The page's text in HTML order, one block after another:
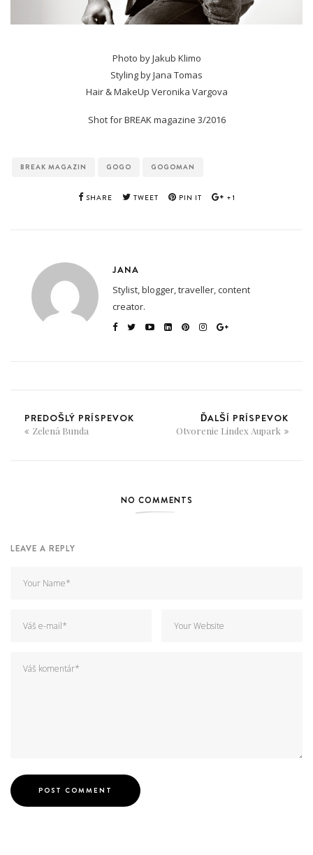
Photo by Jakub Klimo
Styling by Jana Tomas
Hair & MakeUp Veronika Vargova
Shot for BREAK magazine 3/2016
BREAK MAGAZIN GOGO GOGOMAN
SHARE TWEET PIN IT +1
JANA
Stylist, blogger, traveller, content
creator.
PREDOŠLÝ PRÍSPEVOK
Zelená Bunda
ĎALŠÍ PRÍSPEVOK
Otvorenie Lindex Aupark
NO COMMENTS
LEAVE A REPLY